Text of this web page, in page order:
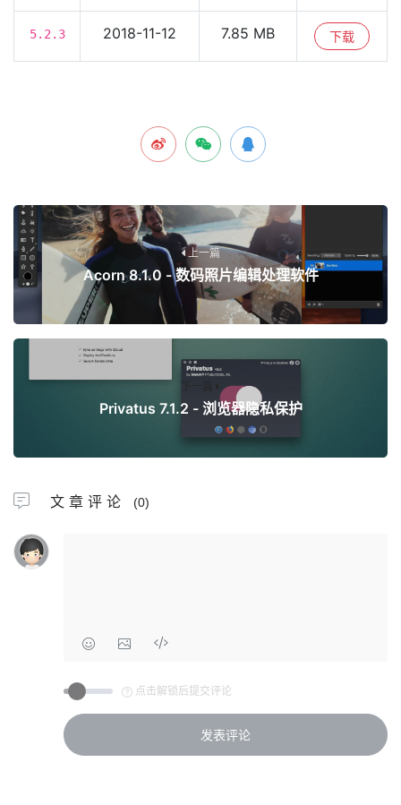
5.2.3 2018-11-12 7.85 MB 下载
上一篇
Acorn 8.1.0 - 数码照片编辑处理软件
Privatus 7.1.2 - 浏览器隐私保护
文章评论 (0)
点击解锁后提交评论